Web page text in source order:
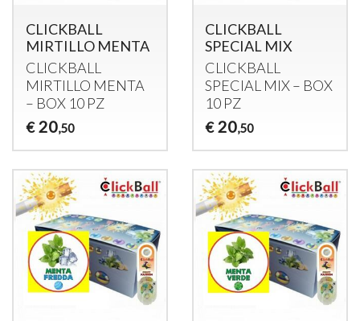
CLICKBALL
MIRTILLO MENTA
CLICKBALL
MIRTILLO MENTA
– BOX10 PZ
€ 20,50
CLICKBALL
SPECIAL MIX
CLICKBALL
SPECIAL MIX– BOX
10 PZ
€ 20,50